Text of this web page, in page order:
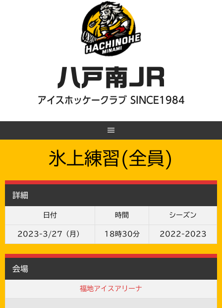
八戸南JR
アイスホッケークラブ SINCE1984
氷上練習(全員)
詳細
日付 時間 シーズン
2023-3/27（月） 18時30分 2022-2023
会場
福地アイスアリーナ